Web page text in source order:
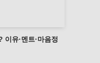
이유·멘트·마음정